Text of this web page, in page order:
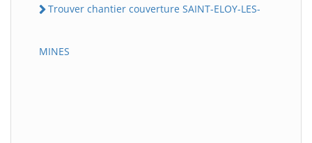
Trouver chantier couverture SAINT-ELOY-LES-
MINES